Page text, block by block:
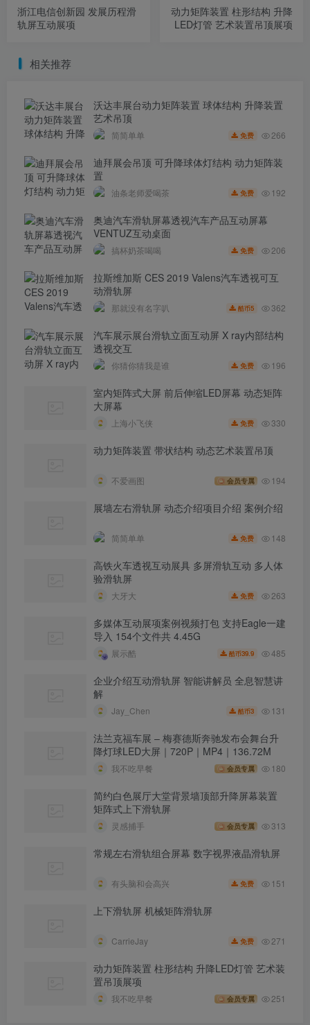
浙江电信创新园 发展历程滑
轨屏互动展项
动力矩阵装置 柱形结构 升降
LED灯管 艺术装置吊顶展项
相关推荐
沃达丰展台动力矩阵装置 球体结构 升降装置
艺术吊顶
简简单单 免费 266
迪拜展会吊顶 可升降球体灯结构 动力矩阵装
置
油条老师爱喝茶 免费 192
奥迪汽车滑轨屏幕透视汽车产品互动屏幕
VENTUZ互动桌面
搞杯奶茶喝喝 免费 206
拉斯维加斯 CES 2019 Valens汽车透视可互
动滑轨屏
那就没有名字叭 酷币5 362
汽车展示展台滑轨立面互动屏 X ray内部结构
透视交互
你猜你猜我是谁 免费 196
室内矩阵式大屏 前后伸缩LED屏幕 动态矩阵
大屏幕
上海小飞侠 免费 330
动力矩阵装置 带状结构 动态艺术装置吊顶
不爱画图 会员专属 194
展墙左右滑轨屏 动态介绍项目介绍 案例介绍
简简单单 免费 148
高铁火车透视互动展具 多屏滑轨互动 多人体
验滑轨屏
大牙大 免费 263
多媒体互动展项案例视频打包 支持Eagle一建
导入 154个文件共 4.45G
展示酷 酷币39.9 485
企业介绍互动滑轨屏 智能讲解员 全息智慧讲
解
Jay_Chen 酷币3 131
法兰克福车展 – 梅赛德斯奔驰发布会舞台升
降灯球LED大屏｜720P｜MP4｜136.72M
我不吃早餐 会员专属 180
简约白色展厅大堂背景墙顶部升降屏幕装置
矩阵式上下滑轨屏
灵感捕手 会员专属 313
常规左右滑轨组合屏幕 数字视界液晶滑轨屏
有头脑和会高兴 免费 151
上下滑轨屏 机械矩阵滑轨屏
CarrieJay 免费 271
动力矩阵装置 柱形结构 升降LED灯管 艺术装
置吊顶展项
我不吃早餐 会员专属 251